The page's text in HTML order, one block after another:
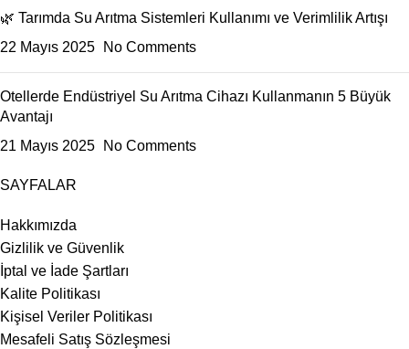
🌿 Tarımda Su Arıtma Sistemleri Kullanımı ve Verimlilik Artışı
22 Mayıs 2025
No Comments
Otellerde Endüstriyel Su Arıtma Cihazı Kullanmanın 5 Büyük
Avantajı
21 Mayıs 2025
No Comments
SAYFALAR
Hakkımızda
Gizlilik ve Güvenlik
İptal ve İade Şartları
Kalite Politikası
Kişisel Veriler Politikası
Mesafeli Satış Sözleşmesi